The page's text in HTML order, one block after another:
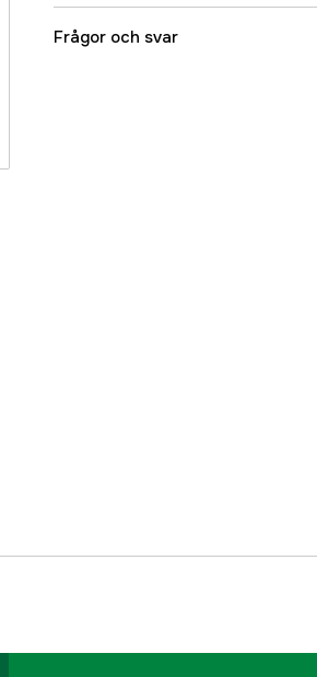
Referensnummer
Frågor och svar